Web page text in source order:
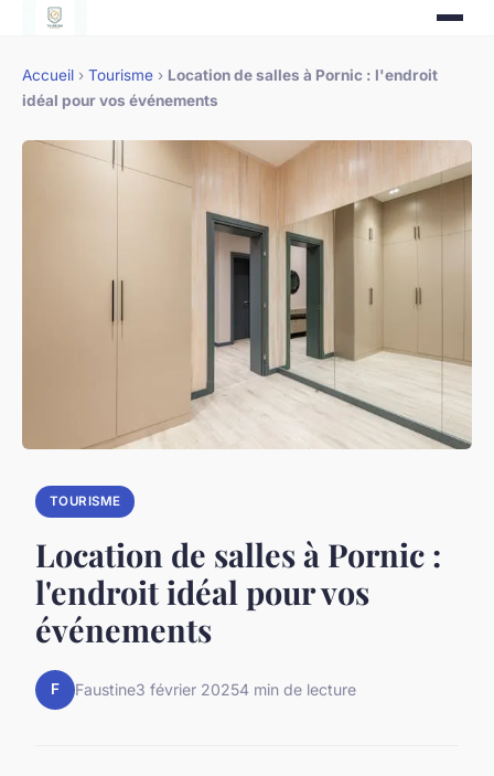
Accueil › Tourisme › Location de salles à Pornic : l'endroit
idéal pour vos événements
TOURISME
Location de salles à Pornic :
l'endroit idéal pour vos
événements
F Faustine3 février 20254 min de lecture